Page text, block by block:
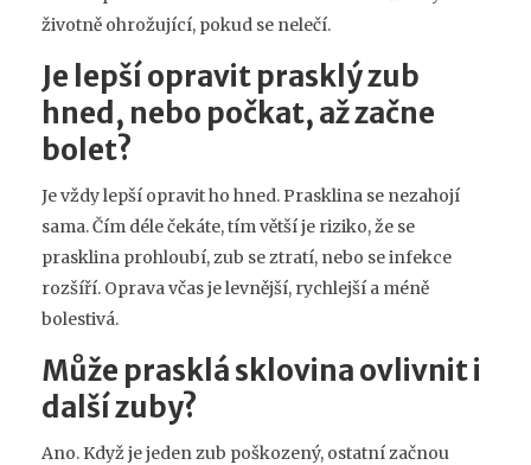
životně ohrožující, pokud se nelečí.
Je lepší opravit prasklý zub
hned, nebo počkat, až začne
bolet?
Je vždy lepší opravit ho hned. Prasklina se nezahojí
sama. Čím déle čekáte, tím větší je riziko, že se
prasklina prohloubí, zub se ztratí, nebo se infekce
rozšíří. Oprava včas je levnější, rychlejší a méně
bolestivá.
Může prasklá sklovina ovlivnit i
další zuby?
Ano. Když je jeden zub poškozený, ostatní začnou